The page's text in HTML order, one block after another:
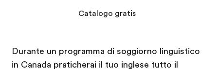
Durante un programma di soggiorno linguistico
in Canada praticherai il tuo inglese tutto il
Catalogo gratis